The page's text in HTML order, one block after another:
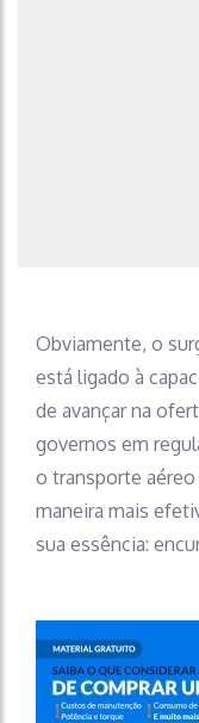
Obviamente, o
está ligado à
de avançar na
governos em
o transporte
maneira mais
sua essência: